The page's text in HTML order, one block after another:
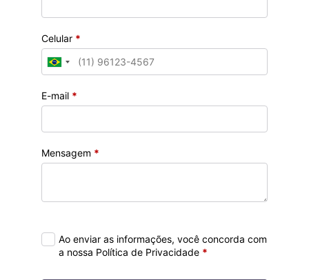
Celular *
E-mail *
Mensagem *
Ao enviar as informações, você concorda com
a nossa Política de Privacidade *